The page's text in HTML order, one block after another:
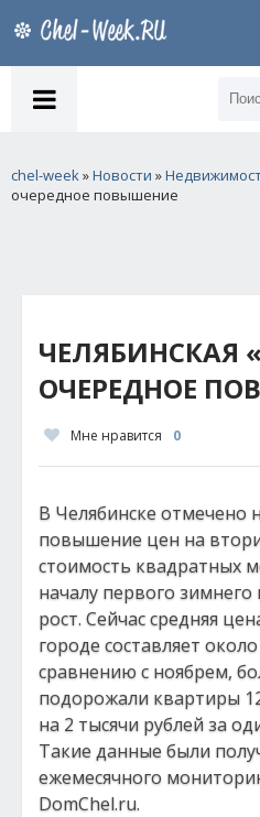
chel-week»Новости »
очередное повышение
ЧЕЛЯБИНСКАЯ
ОЧЕРЕДНОЕ
Мне нравится 0
В Челябинске отмечено
повышение цен на
стоимость квадратных
началу первого
рост. Сейчас средняя
городе составляет
сравнению с ноябрем,
подорожали квартиры
на 2 тысячи рублей за
Такие данные были
ежемесячного
DomChel.ru.